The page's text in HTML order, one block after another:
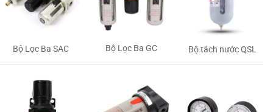
Bộ Lọc Ba SAC Bộ Lọc Ba GC Bộ tách nước QSL